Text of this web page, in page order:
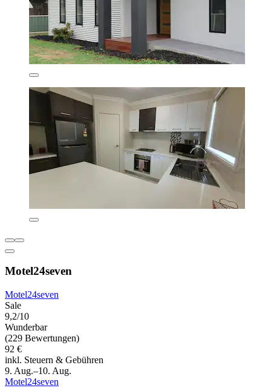
Motel24seven
Motel24seven
Sale
9,2/10
Wunderbar
(229 Bewertungen)
92 €
inkl. Steuern & Gebühren
9. Aug.–10. Aug.
Motel24seven